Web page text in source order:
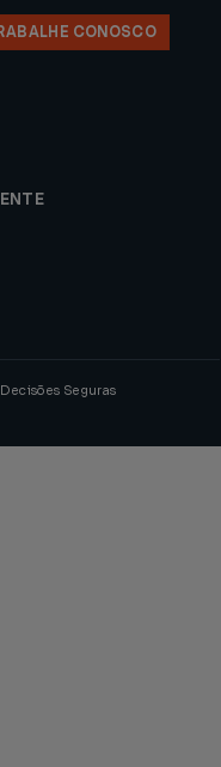
CONOSCO
Seguras